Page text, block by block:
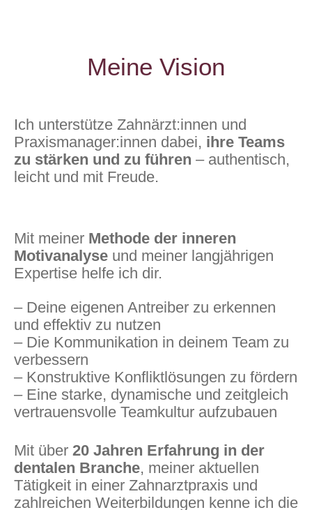
Meine Vision
Ich unterstütze Zahnärzt:innen und
Praxismanager:innen dabei, ihre Teams
zu stärken und zu führen – authentisch,
leicht und mit Freude.
Mit meiner Methode der inneren
Motivanalyse und meiner langjährigen
Expertise helfe ich dir.
– Deine eigenen Antreiber zu erkennen
und effektiv zu nutzen
– Die Kommunikation in deinem Team zu
verbessern
– Konstruktive Konfliktlösungen zu fördern
– Eine starke, dynamische und zeitgleich
vertrauensvolle Teamkultur aufzubauen
Mit über 20 Jahren Erfahrung in der
dentalen Branche, meiner aktuellen
Tätigkeit in einer Zahnarztpraxis und
zahlreichen Weiterbildungen kenne ich die